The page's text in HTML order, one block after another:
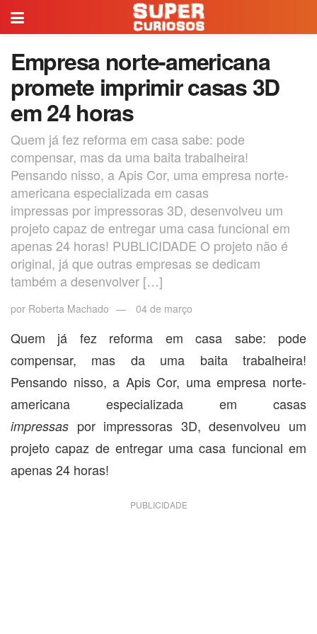
Empresa norte-americana
promete imprimir casas 3D
em 24 horas
Quem já fez reforma em casa sabe: pode
compensar, mas da uma baita trabalheira!
Pensando nisso, a Apis Cor, uma empresa norte-
americana especializada em casas
impressas por impressoras 3D, desenvolveu um
projeto capaz de entregar uma casa funcional em
apenas 24 horas! PUBLICIDADE O projeto não é
original, já que outras empresas se dedicam
também a desenvolver […]
por Roberta Machado 04 de março
Quem já fez reforma em casa sabe: pode
compensar, mas da uma baita trabalheira!
Pensando nisso, a Apis Cor, uma empresa norte-
americana especializada em casas
impressas por impressoras 3D, desenvolveu um
projeto capaz de entregar uma casa funcional em
apenas 24 horas!
PUBLICIDADE